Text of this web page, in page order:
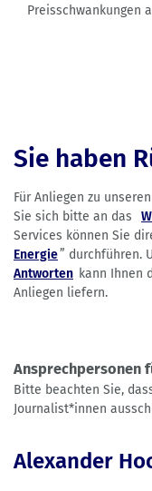
Preisschwankungen
Sie haben
Für Anliegen zu
Sie sich bitte an das
Services können Sie
Energie” durchführen.
Antworten kann Ihnen
Anliegen liefern.
Ansprechpersonen
Bitte beachten Sie,
Journalist*innen
Alexander